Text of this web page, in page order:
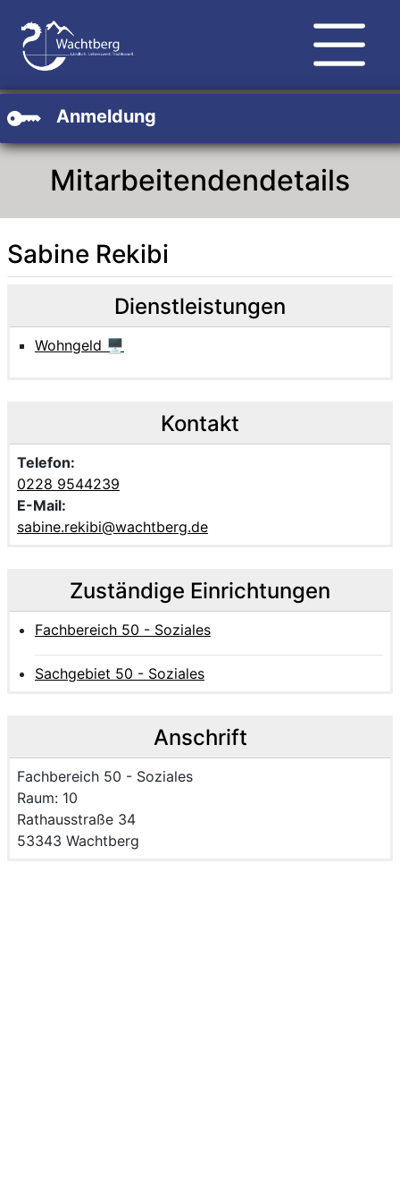
Anmeldung
Mitarbeitendendetails
Sabine Rekibi
Beschreibung
Beschreibung Intern
Dienstleistungen
Wohngeld 🖥
Kontakt
Telefon:
0228 9544239
E-Mail:
sabine.rekibi@wachtberg.de
Zuständige Einrichtungen
Fachbereich 50 - Soziales
Sachgebiet 50 - Soziales
Anschrift
Name der Einrichtung:
Fachbereich 50 - Soziales
Raum des Mitarbeitenden
Raum: 10
Strasse und Hausnummer
Rathausstraße 34
PLZ und Ort
53343 Wachtberg